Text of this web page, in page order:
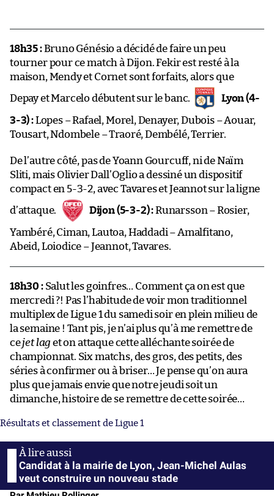
18h35 :Bruno Génésio a décidé de faire un peu
tourner pour ce match à Dijon. Fekir est resté à la
maison, Mendy et Cornet sont forfaits, alors que
Depay et Marcelo débutent sur le banc. Lyon (4-
3-3) :Lopes – Rafael, Morel, Denayer, Dubois – Aouar,
Tousart, Ndombele – Traoré, Dembélé, Terrier.
De l’autre côté, pas de Yoann Gourcuff, ni de Naïm
Sliti, mais Olivier Dall’Oglio a dessiné un dispositif
compact en 5-3-2, avec Tavares et Jeannot sur la ligne
d’attaque. Dijon (5-3-2) :Runarsson – Rosier,
Yambéré, Ciman, Lautoa, Haddadi – Amalfitano,
Abeid, Loiodice – Jeannot, Tavares.
18h30 :Salut les goinfres… Comment ça on est que
mercredi ?! Pas l’habitude de voir mon traditionnel
multiplex de Ligue 1 du samedi soir en plein milieu de
la semaine ! Tant pis, je n’ai plus qu’à me remettre de
cejet lag et on attaque cette alléchante soirée de
championnat. Six matchs, des gros, des petits, des
séries à confirmer ou à briser… Je pense qu’on aura
plus que jamais envie que notre jeudi soit un
dimanche, histoire de se remettre de cette soirée…
Résultats et classement de Ligue 1
Candidat à la mairie de Lyon, Jean-Michel Aulas
veut construire un nouveau stade